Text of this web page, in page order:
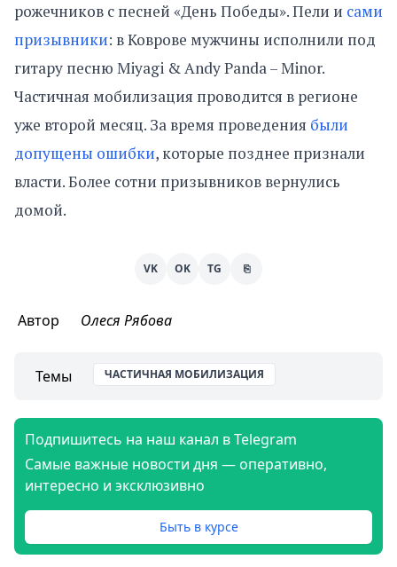
рожечников с песней «День Победы». Пели и сами
призывники: в Коврове мужчины исполнили под
гитару песню Miyagi & Andy Panda – Minor.
Частичная мобилизация проводится в регионе
уже второй месяц. За время проведения были
допущены ошибки, которые позднее признали
власти. Более сотни призывников вернулись
домой.
VK OK TG ⎘
Автор Олеся Рябова
Темы ЧАСТИЧНАЯ МОБИЛИЗАЦИЯ
Подпишитесь на наш канал в Telegram
Самые важные новости дня — оперативно,
интересно и эксклюзивно
Быть в курсе